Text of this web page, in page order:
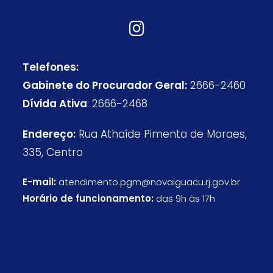
Telefones:
Gabinete do Procurador Geral: 2666-2460
Dívida Ativa: 2666-2468
Endereço: Rua Athaíde Pimenta de Moraes,
335, Centro
E-mail: atendimento.pgm@novaiguacu.rj.gov.br
Horário de funcionamento: das 9h às 17h